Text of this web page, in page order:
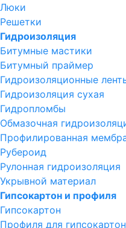
Люки
Решетки
Гидроизоляция
Битумные мастики
Битумный праймер
Гидроизоляционные
Гидроизоляция сухая
Гидропломбы
Обмазочная
Профилированная
Рубероид
Рулонная гидроизоляция
Укрывной материал
Гипсокартон и профиля
Гипсокартон
Профиля для